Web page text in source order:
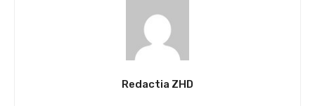
Redactia ZHD